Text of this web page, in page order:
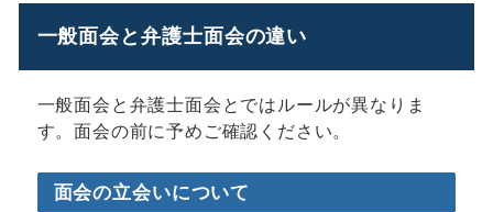
一般面会と弁護士面会の違い
一般面会と弁護士面会とではルールが異なりま
す。面会の前に予めご確認ください。
面会の立会いについて